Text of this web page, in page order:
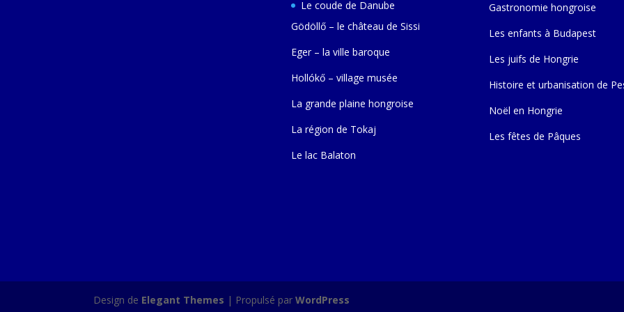
Le coude de Danube
Gödöllő – le château de Sissi
Eger – la ville baroque
Hollókő – village musée
La grande plaine hongroise
La région de Tokaj
Le lac Balaton
Gastronomie hongroise
Les enfants à Budapest
Les juifs de Hongrie
Histoire et urbanisation de
Noël en Hongrie
Les fêtes de Pâques
Design de Elegant Themes | Propulsé parWordPress